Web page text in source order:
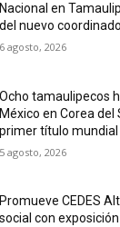
Nacional en
del nuevo
6 agosto, 2026
Ocho tamaulipecos
México en Corea del
primer título mundial
5 agosto, 2026
Promueve CEDES
social con